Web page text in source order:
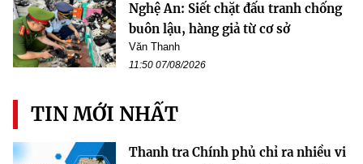
Nghệ An: Siết chặt đấu tranh chống
buôn lậu, hàng giả từ cơ sở
Văn Thanh
11:50 07/08/2026
TIN MỚI NHẤT
Thanh tra Chính phủ chỉ ra nhiều vi